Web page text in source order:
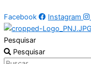
Facebook
Instagram
Pesquisar
Pesquisar